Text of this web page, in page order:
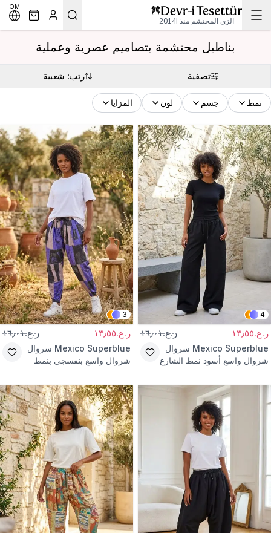
الزي المحتشم منذ 2014l
OM
بناطيل محتشمة بتصاميم عصرية وعملية
تصفية رتب: شعبية
نمط جسم لون المزايا
4
ر.ع.١٣٫٥٥ ر.ع.١٦٫٠١
Mexico Superblue سروال
شروال واسع أسود نمط الشارع
3
ر.ع.١٣٫٥٥ ر.ع.١٦٫٠١
Mexico Superblue سروال
شروال واسع بنفسجي بنمط